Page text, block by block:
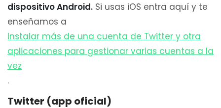
dispositivo Android. Si usas iOS entra aquí y te
enseñamos a
instalar más de una cuenta de Twitter y otra
aplicaciones para gestionar varias cuentas a la
vez
.
Twitter (app oficial)